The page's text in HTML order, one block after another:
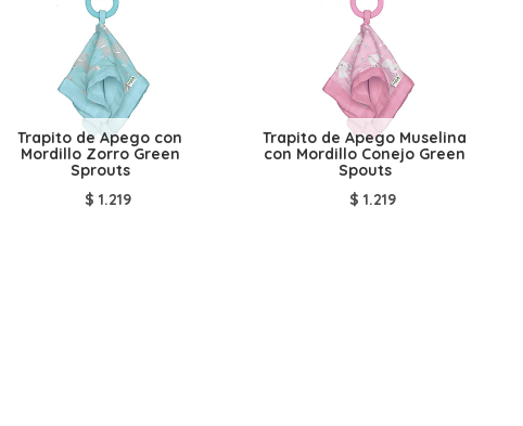
Trapito de Apego con
Mordillo Zorro Green
Sprouts
$ 1.219
Trapito de Apego Muselina
con Mordillo Conejo Green
Spouts
$ 1.219